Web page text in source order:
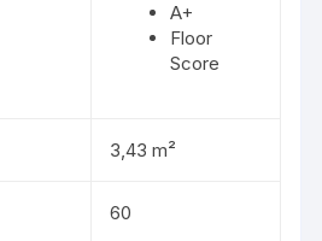
A+
Floor
Score
3,43 m²
60